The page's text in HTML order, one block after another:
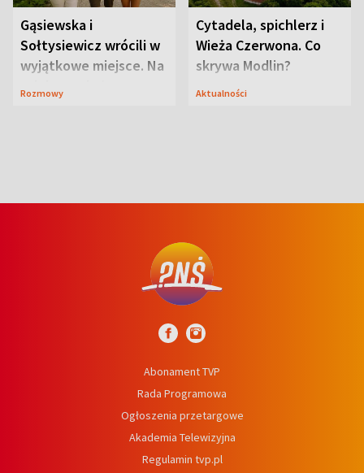
Gąsiewska i
Sołtysiewicz wrócili w
wyjątkowe miejsce. Na
szlaku czekał
Rozmowy
Cytadela, spichlerz i
Wieża Czerwona. Co
skrywa Modlin?
Aktualności
Abonament TVP
Rada Programowa
Ogłoszenia przetargowe
Akademia Telewizyjna
Regulamin tvp.pl